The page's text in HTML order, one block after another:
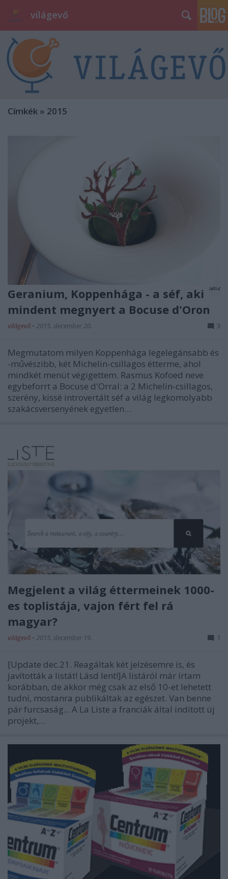
világevő
Címkék » 2015
Geranium, Koppenhága - a séf, aki
mindent megnyert a Bocuse d'Oron
világevő • 2015. december 20. 3
Megmutatom milyen Koppenhága legelegánsabb és
-művészibb, két Michelin-csillagos étterme, ahol
mindkét menüt végigettem. Rasmus Kofoed neve
egybeforrt a Bocuse d'Orral: a 2 Michelin-csillagos,
szerény, kissé introvertált séf a világ legkomolyabb
szakácsversenyének egyetlen…
Megjelent a világ éttermeinek 1000-
es toplistája, vajon fért fel rá
magyar?
világevő • 2015. december 19. 1
[Update dec.21. Reagáltak két jelzésemre is, és
javították a listát! Lásd lent!]A listáról már írtam
korábban, de akkor még csak az első 10-et lehetett
tudni, mostanra publikáltak az egészet. Van benne
pár furcsaság... A La Liste a franciák által indított új
projekt,…